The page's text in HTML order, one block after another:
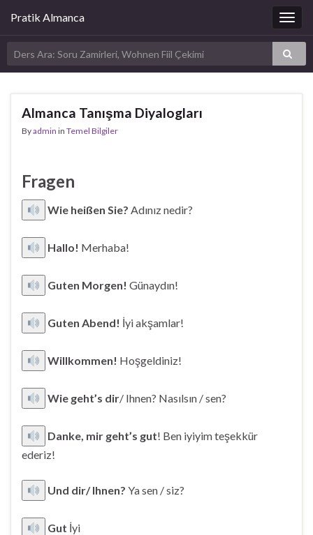
Pratik Almanca
Almanca Tanışma Diyalogları
Byadmin in Temel Bilgiler
Fragen
Wie heißen Sie? Adınız nedir?
Hallo! Merhaba!
Guten Morgen! Günaydın!
Guten Abend! İyi akşamlar!
Willkommen! Hoşgeldiniz!
Wie geht’s dir/ Ihnen? Nasılsın / sen?
Danke, mir geht’s gut! Ben iyiyim teşekkür
ederiz!
Und dir/ Ihnen? Ya sen / siz?
Gut İyi